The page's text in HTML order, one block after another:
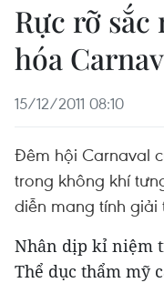
Rực rỡ sắc
hóa
15/12/2011 08:10
Đêm hội Carnaval
trong không khí
diễn mang tính giải
Nhân dịp kỉ niệm
Thể dục thẩm mỹ